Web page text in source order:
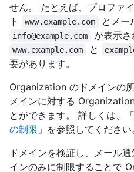
せん。 たとえば、プロファ
ト
www.example.com とメー
info@example.com が表示さ
www.example.com と
要があります。
Organization のドメインの
メインに対する
とができます。 詳しくは、「
の制限 」を参照してください
ドメインを検証し、メール
インのみに制限することで